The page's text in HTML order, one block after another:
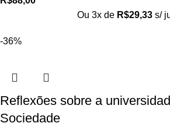
Ou 3x de R$29,33 s/
-36%
Reflexões sobre a
Sociedade